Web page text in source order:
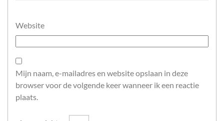
Website
Mijn naam, e-mailadres en website opslaan in deze
browser voor de volgende keer wanneer ik een reactie
plaats.